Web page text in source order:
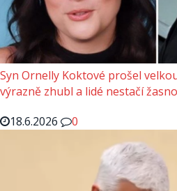
Syn Ornelly Koktové prošel
výrazně zhubl a lidé nestačí
18.6.2026
0